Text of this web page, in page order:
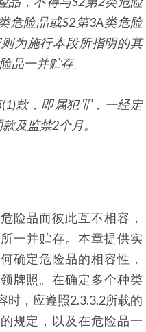
危险品或S2第3A类危险
为施行本段所指明的其
品一并贮存。
(1)款，即属犯罪，一经定
款及监禁2个月。
险品而彼此互不相容，
一并贮存。本章提供实
确定危险品的相容性，
牌照。在确定多个种类
时，应遵照2.3.3.2所载的
规定，以及在危险品一